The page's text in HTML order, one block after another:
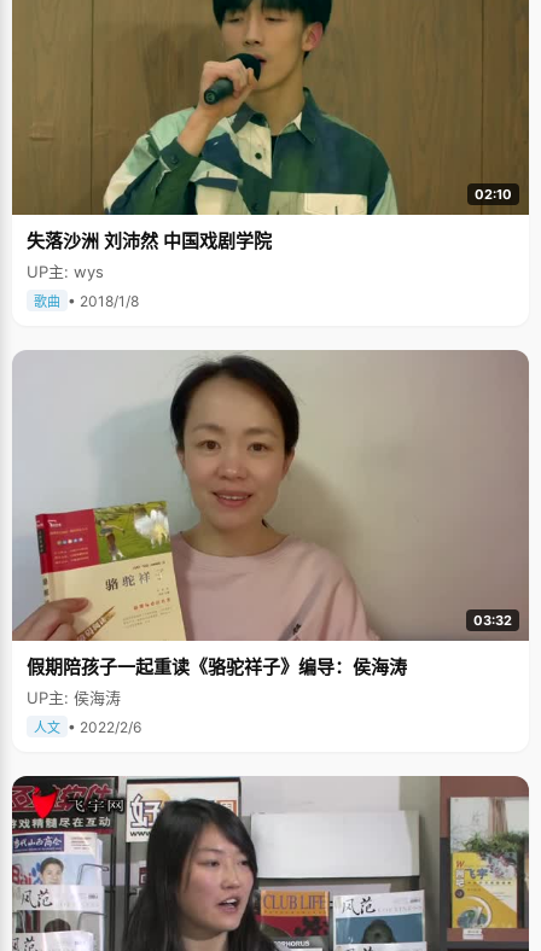
02:10
失落沙洲 刘沛然 中国戏剧学院
UP主: wys
歌曲 • 2018/1/8
03:32
假期陪孩子一起重读《骆驼祥子》编导：侯海涛
UP主: 侯海涛
人文 • 2022/2/6